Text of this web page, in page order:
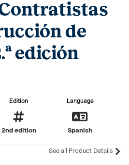
de
edición
Edition
2nd edition
Language
Spanish
See all Product Details